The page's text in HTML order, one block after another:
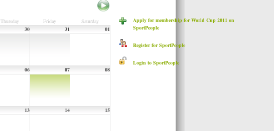
Thursday Friday
Saturday
30 31 01
06 07 08
13 14 15
Apply for membership for World Cup 2011 on
SportPeople
Register for SportPeople
Login to SportPeople